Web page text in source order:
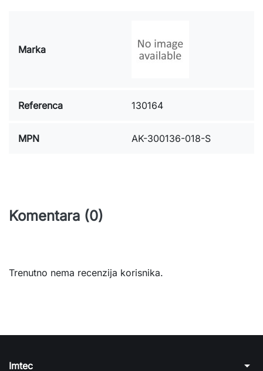
Marka
Referenca 130164
MPN AK-300136-018-S
Komentara (0)
Trenutno nema recenzija korisnika.
Imtec arrow_drop_down